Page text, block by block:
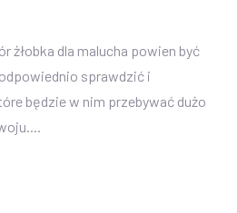
żłobka dla malucha powien być
sprawdzić i
będzie w nim przebywać dużo